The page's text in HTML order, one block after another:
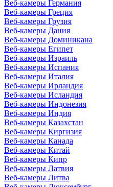
Веб-камеры Германия
Веб-камеры Греция
Веб-камеры Грузия
Веб-камеры Дания
Веб-камеры Доминикана
Веб-камеры Египет
Веб-камеры Израиль
Веб-камеры Испания
Веб-камеры Италия
Веб-камеры Ирландия
Веб-камеры Исландия
Веб-камеры Индонезия
Веб-камеры Индия
Веб-камеры Казахстан
Веб-камеры Киргизия
Веб-камеры Канада
Веб-камеры Китай
Веб-камеры Кипр
Веб-камеры Латвия
Веб-камеры Литва